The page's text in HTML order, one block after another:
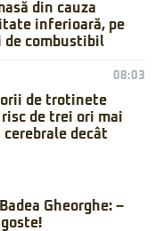
din cauza
inferioară, pe
de combustibil
08:03
de trotinete
de trei ori mai
decât
Gheorghe: –